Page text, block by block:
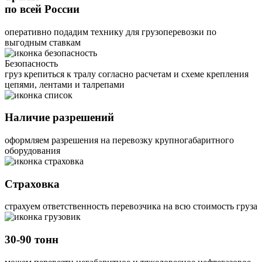
по всей России
оперативно подадим технику для грузоперевозки по
выгодным ставкам
Безопасность
груз крепиться к тралу согласно расчетам и схеме крепления
цепями, лентами и талрепами
Наличие разрешений
оформляем разрешения на перевозку крупногабаритного
оборудования
Страховка
страхуем ответственность перевозчика на всю стоимость груза
30-90 тонн